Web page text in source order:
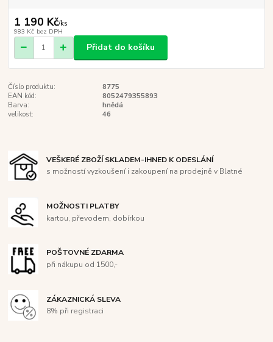
1 190 Kč/ks
983 Kč bez DPH
Přidat do košíku
Číslo produktu:
8775
EAN kód:
8052479355893
Barva:
hnědá
velikost:
46
VEŠKERÉ ZBOŽÍ SKLADEM-IHNED K ODESLÁNÍ
s možností vyzkoušení i zakoupení na prodejně v Blatné
MOŽNOSTI PLATBY
kartou, převodem, dobírkou
POŠTOVNÉ ZDARMA
při nákupu od 1500,-
ZÁKAZNICKÁ SLEVA
8% při registraci